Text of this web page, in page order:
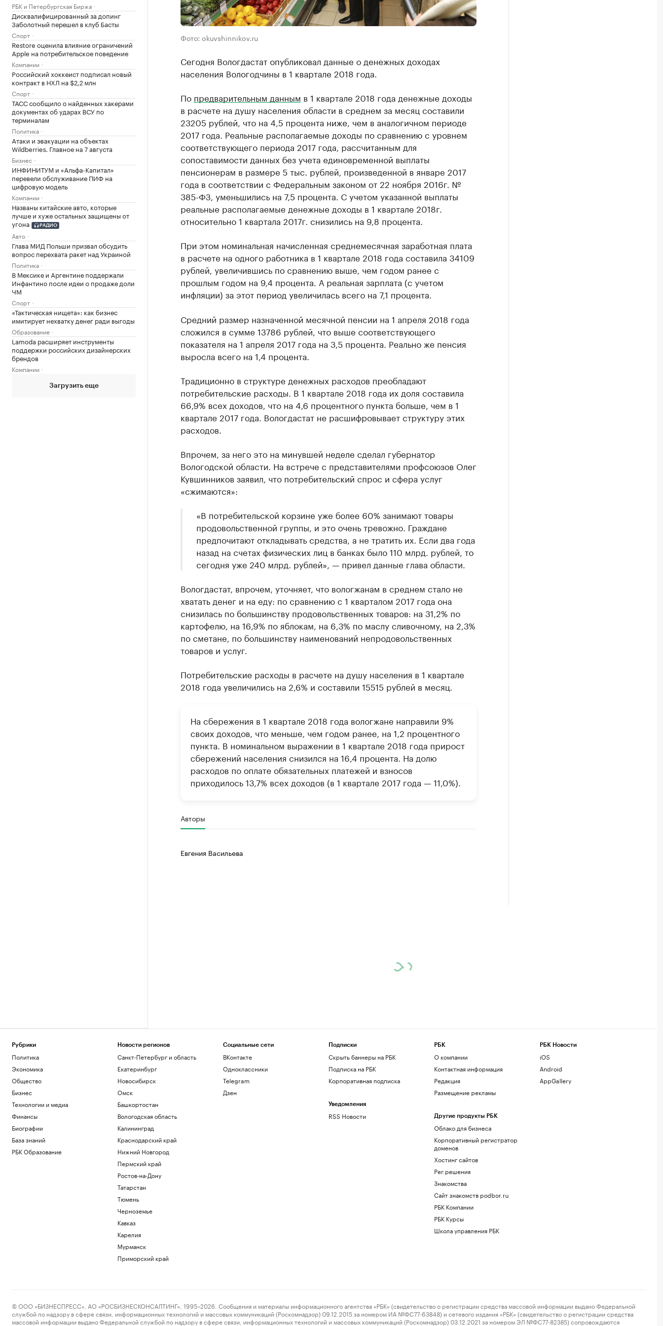
РБК и Петербургская Биржа
Дисквалифицированный за допинг
Заболотный перешел в клуб Басты
Спорт
Restore оценила влияние ограничений
Apple на потребительское поведение
Компании
Российский хоккеист подписал новый
контракт в НХЛ на $2,2 млн
Спорт
ТАСС сообщило о найденных хакерами
документах об ударах ВСУ по
терминалам
Политика
Атаки и эвакуации на объектах
Wildberries. Главное на 7 августа
Бизнес
ИНФИНИТУМ и «Альфа-Капитал»
перевели обслуживание ПИФ на
цифровую модель
Компании
Названы китайские авто, которые
лучше и хуже остальных защищены от
угона
РАДИО
Авто
Глава МИД Польши призвал обсудить
вопрос перехвата ракет над Украиной
Политика
В Мексике и Аргентине поддержали
Инфантино после идеи о продаже доли
ЧМ
Спорт
«Тактическая нищета»: как бизнес
имитирует нехватку денег ради выгоды
Образование
Lamoda расширяет инструменты
поддержки российских дизайнерских
брендов
Компании
Загрузить еще
Фото: okuvshinnikov.ru
Сегодня Вологдастат опубликовал данные о денежных доходах
населения Вологодчины в 1 квартале 2018 года.
По предварительным данным в 1 квартале 2018 года денежные доходы
в расчете на душу населения области в среднем за месяц составили
23205 рублей, что на 4,5 процента ниже, чем в аналогичном периоде
2017 года. Реальные располагаемые доходы по сравнению с уровнем
соответствующего периода 2017 года, рассчитанным для
сопоставимости данных без учета единовременной выплаты
пенсионерам в размере 5 тыс. рублей, произведенной в январе 2017
года в соответствии с Федеральным законом от 22 ноября 2016г. №
385-ФЗ, уменьшились на 7,5 процента. С учетом указанной выплаты
реальные располагаемые денежные доходы в 1 квартале 2018г.
относительно 1 квартала 2017г. снизились на 9,8 процента.
При этом номинальная начисленная среднемесячная заработная плата
в расчете на одного работника в 1 квартале 2018 года составила 34109
рублей, увеличившись по сравнению выше, чем годом ранее с
прошлым годом на 9,4 процента. А реальная зарплата (с учетом
инфляции) за этот период увеличилась всего на 7,1 процента.
Средний размер назначенной месячной пенсии на 1 апреля 2018 года
сложился в сумме 13786 рублей, что выше соответствующего
показателя на 1 апреля 2017 года на 3,5 процента. Реально же пенсия
выросла всего на 1,4 процента.
Традиционно в структуре денежных расходов преобладают
потребительские расходы. В 1 квартале 2018 года их доля составила
66,9% всех доходов, что на 4,6 процентного пункта больше, чем в 1
квартале 2017 года. Вологдастат не расшифровывает структуру этих
расходов.
Впрочем, за него это на минувшей неделе сделал губернатор
Вологодской области. На встрече с представителями профсоюзов Олег
Кувшинников заявил, что потребительский спрос и сфера услуг
«сжимаются»:
«В потребительской корзине уже более 60% занимают товары
продовольственной группы, и это очень тревожно. Граждане
предпочитают откладывать средства, а не тратить их. Если два года
назад на счетах физических лиц в банках было 110 млрд. рублей, то
сегодня уже 240 млрд. рублей», — привел данные глава области.
Вологдастат, впрочем, уточняет, что вологжанам в среднем стало не
хватать денег и на еду: по сравнению с 1 кварталом 2017 года она
снизилась по большинству продовольственных товаров: на 31,2% по
картофелю, на 16,9% по яблокам, на 6,3% по маслу сливочному, на 2,3%
по сметане, по большинству наименований непродовольственных
товаров и услуг.
Потребительские расходы в расчете на душу населения в 1 квартале
2018 года увеличились на 2,6% и составили 15515 рублей в месяц.
На сбережения в 1 квартале 2018 года вологжане направили 9%
своих доходов, что меньше, чем годом ранее, на 1,2 процентного
пункта. В номинальном выражении в 1 квартале 2018 года прирост
сбережений населения снизился на 16,4 процента. На долю
расходов по оплате обязательных платежей и взносов
приходилось 13,7% всех доходов (в 1 квартале 2017 года — 11,0%).
Авторы
Евгения Васильева
Рубрики
Политика
Экономика
Общество
Бизнес
Технологии и медиа
Финансы
Биографии
База знаний
РБК Образование
Новости регионов
Санкт-Петербург и область
Екатеринбург
Новосибирск
Омск
Башкортостан
Вологодская область
Калининград
Краснодарский край
Нижний Новгород
Пермский край
Ростов-на-Дону
Татарстан
Тюмень
Черноземье
Кавказ
Карелия
Мурманск
Приморский край
Социальные сети
ВКонтакте
Одноклассники
Telegram
Дзен
Подписки
Скрыть баннеры на РБК
Подписка на РБК
Корпоративная подписка
Уведомления
RSS Новости
РБК
О компании
Контактная информация
Редакция
Размещение рекламы
Другие продукты РБК
Облако для бизнеса
Корпоративный регистратор
доменов
Хостинг сайтов
Рег.решения
Знакомства
Сайт знакомств podbor.ru
РБК Компании
РБК Курсы
Школа управления РБК
РБК Новости
iOS
Android
AppGallery
© ООО «БИЗНЕСПРЕСС», АО «РОСБИЗНЕСКОНСАЛТИНГ», 1995–2026. Сообщения и материалы информационного агентства «РБК» (свидетельство о регистрации средства массовой информации выдано Федеральной
службой по надзору в сфере связи, информационных технологий и массовых коммуникаций (Роскомнадзор) 09.12.2015 за номером ИА №ФС77-63848) и сетевого издания «РБК» (свидетельство о регистрации средства
массовой информации выдано Федеральной службой по надзору в сфере связи, информационных технологий и массовых коммуникаций (Роскомнадзор) 03.12.2021 за номером ЭЛ №ФС77-82385) сопровождаются